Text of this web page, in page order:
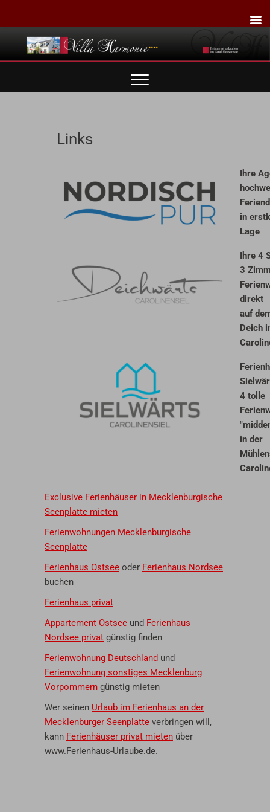
content
Villa Harmonie
ENTSPANNT URLAUBEN IM LAND FLEESENSEE
Links
Ihre
in
Lage
Ihre 4
3
direkt
auf
Deich
4 tolle
in der
Exclusive Ferienhäuser in Mecklenburgische
Seenplatte mieten
Ferienwohnungen Mecklenburgische
Seenplatte
Ferienhaus Ostsee oder Ferienhaus Nordsee
buchen
Ferienhaus privat
Appartement Ostsee und Ferienhaus
Nordsee privat günstig finden
Ferienwohnung Deutschland und
Ferienwohnung sonstiges Mecklenburg
Vorpommern günstig mieten
Wer seinen Urlaub im Ferienhaus an der
Mecklenburger Seenplatte verbringen will,
kann Ferienhäuser privat mieten über
www.Ferienhaus-Urlaube.de.